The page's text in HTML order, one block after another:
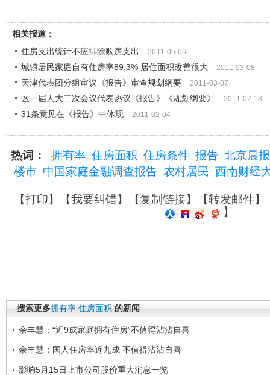
相关报道：
住房支出统计不应排除购房支出
2011-05-06
城镇居民家庭自有住房率89.3% 居住面积改善很大 2011-03-08
天津代表团分组审议《报告》审查规划纲要 2011-03-07
区一届人大二次会议代表热议《报告》《规划纲要》 2011-02-18
31条意见在《报告》中体现 2011-02-04
热词： 拥有率 住房面积 住房条件 报告 北京晨报
楼市 中国家庭金融调查报告 农村居民 西南财经
【打印】【我要纠错】【复制链接】【转发邮件】
】
搜索更多拥有率 住房面积 的新闻
余丰慧：“近9成家庭拥有住房”不值得沾沾自喜
余丰慧：国人住房率近九成 不值得沾沾自喜
影响5月15日上市公司股价重大消息一览